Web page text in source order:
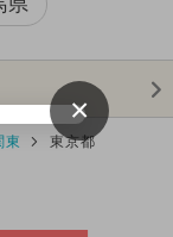
東 東京都
×